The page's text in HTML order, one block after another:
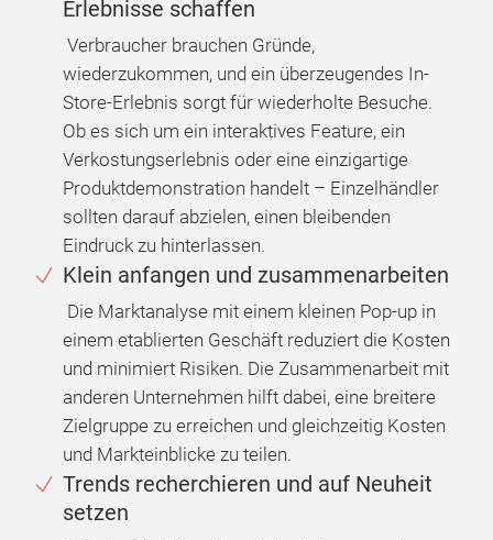
Erlebnisse schaffen
Verbraucher brauchen Gründe,
wiederzukommen, und ein überzeugendes In-
Store-Erlebnis sorgt für wiederholte Besuche.
Ob es sich um ein interaktives Feature, ein
Verkostungserlebnis oder eine einzigartige
Produktdemonstration handelt – Einzelhändler
sollten darauf abzielen, einen bleibenden
Eindruck zu hinterlassen.
Klein anfangen und zusammenarbeiten
Die Marktanalyse mit einem kleinen Pop-up in
einem etablierten Geschäft reduziert die Kosten
und minimiert Risiken. Die Zusammenarbeit mit
anderen Unternehmen hilft dabei, eine breitere
Zielgruppe zu erreichen und gleichzeitig Kosten
und Markteinblicke zu teilen.
Trends recherchieren und auf Neuheit
setzen